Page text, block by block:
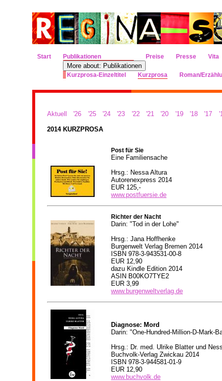
Start Publikationen
More about: Publikationen
Kurzprosa-Einzeltitel Kurzprosa Roman/
Preise Presse Vita
Aktuell '26 '25 '24 '23 '22 '21 '20 '19 '18 '17
2014 KURZPROSA
Post für Sie
Eine Familiensache
Hrsg.: Nessa Altura
Autorenexpress 2014
EUR 125,-
www.postfuersie.de
Richter der Nacht
Darin: "Tod in der Lohe"
Hrsg.: Jana Hoffhenke
Burgenwelt Verlag Bremen 2014
ISBN 978-3-943531-00-8
EUR 12,90
dazu Kindle Edition 2014
ASIN B00KO7TYE2
EUR 3,99
www.burgenweltverlag.de
Diagnose: Mord
Darin: "One-Hundred-Million-D-Mark-
Hrsg.: Dr. med. Ulrike Blatter und
Buchvolk-Verlag Zwickau 2014
ISBN 978-3-944581-01-9
EUR 12,90
www.buchvolk.de